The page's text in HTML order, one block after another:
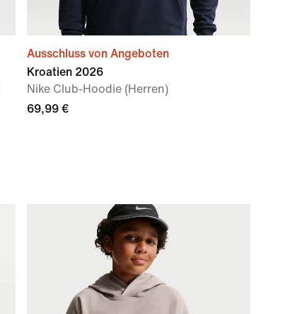
Ausschluss von Angeboten
Kroatien 2026
Nike Club-Hoodie (Herren)
69,99 €